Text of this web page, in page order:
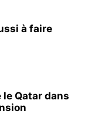
à faire
le Qatar dans